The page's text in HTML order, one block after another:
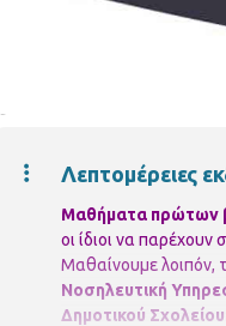
Λεπτομέρειες
Μαθήματα πρώτων
οι ίδιοι να
Μαθαίνουμε λοιπόν,
Νοσηλευτική
Δημοτικού